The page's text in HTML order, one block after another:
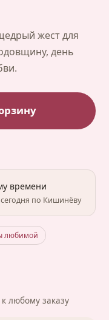
жест для
день
времени
по Кишинёву
любимой
любому заказу